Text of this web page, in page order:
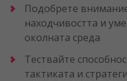
Подобрете
находчивостта и
околната среда
Тествайте
тактиката и